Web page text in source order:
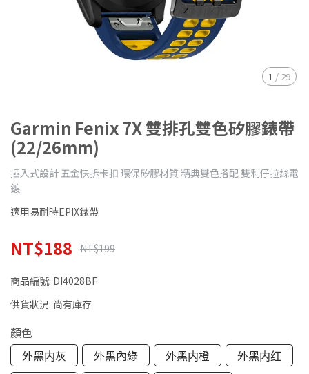
1 / 29
Garmin Fenix 7X 雙排孔雙色矽膠錶帶
(22/26mm)
插入式設計 五金快拆卡扣 環保矽膠材質 精典雙色搭配 雙利仔拉絲電
鍍
適用易耐時EPIX錶帶
NT$188 NT$199
商品編號: DI4028BF
供貨狀況: 尚有庫存
顏色
外黑内灰
外黑內綠 外黑内橙
外黑内红